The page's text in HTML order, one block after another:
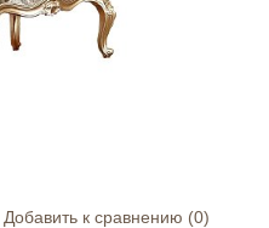
Добавить к сравнению (0)